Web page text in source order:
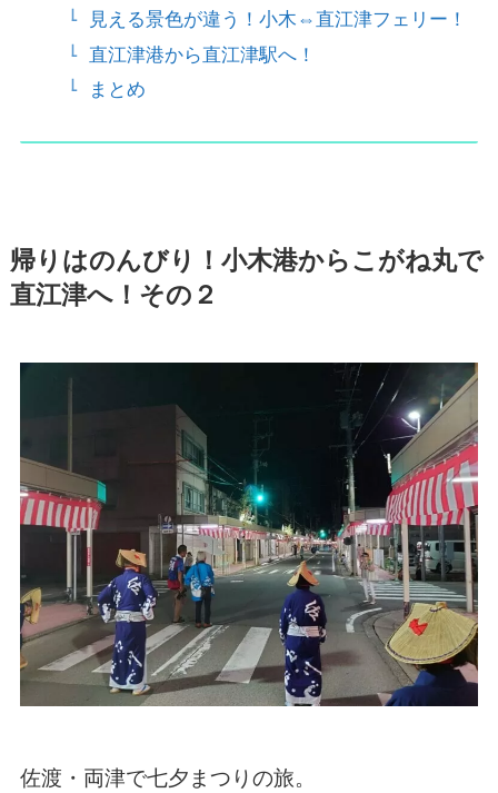
見える景色が違う！小木⇔直江津フェリー！
直江津港から直江津駅へ！
まとめ
帰りはのんびり！小木港からこがね丸で
直江津へ！その２
佐渡・両津で七夕まつりの旅。